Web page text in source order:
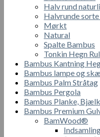
Halv rund
Halvrunde
Mørkt
Natural
Spalte Bambus
Tonkin Hegn
Bambus Kantning
Bambus lampe og
Bambus Palm Stråtag
Bambus Pergola
Bambus Planke,
Bambus Premium
BamWood®